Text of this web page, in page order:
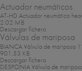
Actuador neumáticos
AT-HD Actuador neumático
2.02 MB
Descargar fichero
Válvulas de mariposa
BIANCA Válvula de mariposa
901.53 KB
Descargar fichero
DESPONIA Válvula de